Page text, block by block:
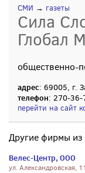
СМИ → газеты
Сила
Глобал
общественно-
адрес: 69005, г.
телефон: 270-
перейти на сайт
Другие фирмы из
Велес-Центр, ООО
ул. Александровская,